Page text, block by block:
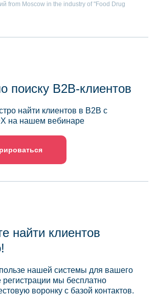
from Moscow in the industry of "Food Drug
поиску B2B-клиентов
найти клиентов в B2B с
на нашем вебинаре
найти клиентов
нашей системы для вашего
регистрации мы бесплатно
воронку с базой контактов.